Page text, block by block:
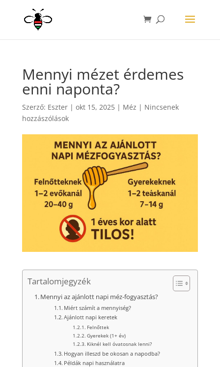
Mennyi mézet érdemes
enni naponta?
Szerző: Eszter| okt 15, 2025| Méz | Nincsenek
hozzászólások
Tartalomjegyzék
Mennyi az ajánlott napi méz-fogyasztás?
Miért számít a mennyiség?
Ajánlott napi keretek
Felnőttek
Gyerekek (1+ év)
Kiknél kell óvatosnak lenni?
Hogyan illeszd be okosan a napodba?
Példák napi használatra